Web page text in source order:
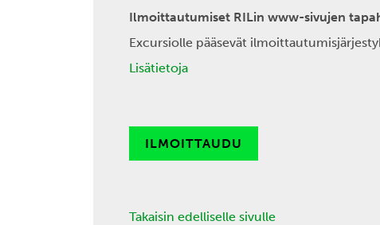
Ilmoittautumiset RILin www-sivujen
Excursiolle pääsevät
Lisätietoja
ILMOITTAUDU
Takaisin edelliselle sivulle